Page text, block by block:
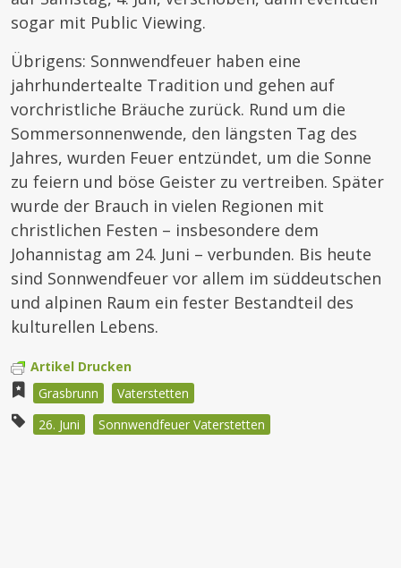
sogar mit Public Viewing.
Übrigens: Sonnwendfeuer haben eine
jahrhundertealte Tradition und gehen auf
vorchristliche Bräuche zurück. Rund um die
Sommersonnenwende, den längsten Tag des
Jahres, wurden Feuer entzündet, um die Sonne
zu feiern und böse Geister zu vertreiben. Später
wurde der Brauch in vielen Regionen mit
christlichen Festen – insbesondere dem
Johannistag am 24. Juni – verbunden. Bis heute
sind Sonnwendfeuer vor allem im süddeutschen
und alpinen Raum ein fester Bestandteil des
kulturellen Lebens.
Artikel Drucken
Grasbrunn
Vaterstetten
26. Juni
Sonnwendfeuer Vaterstetten